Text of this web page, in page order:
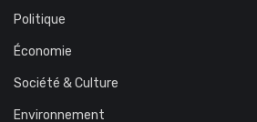
Politique
Économie
Société & Culture
Environnement